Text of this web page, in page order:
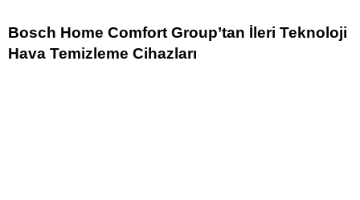
Bosch Home Comfort Group’tan İleri Teknoloji
Hava Temizleme Cihazları